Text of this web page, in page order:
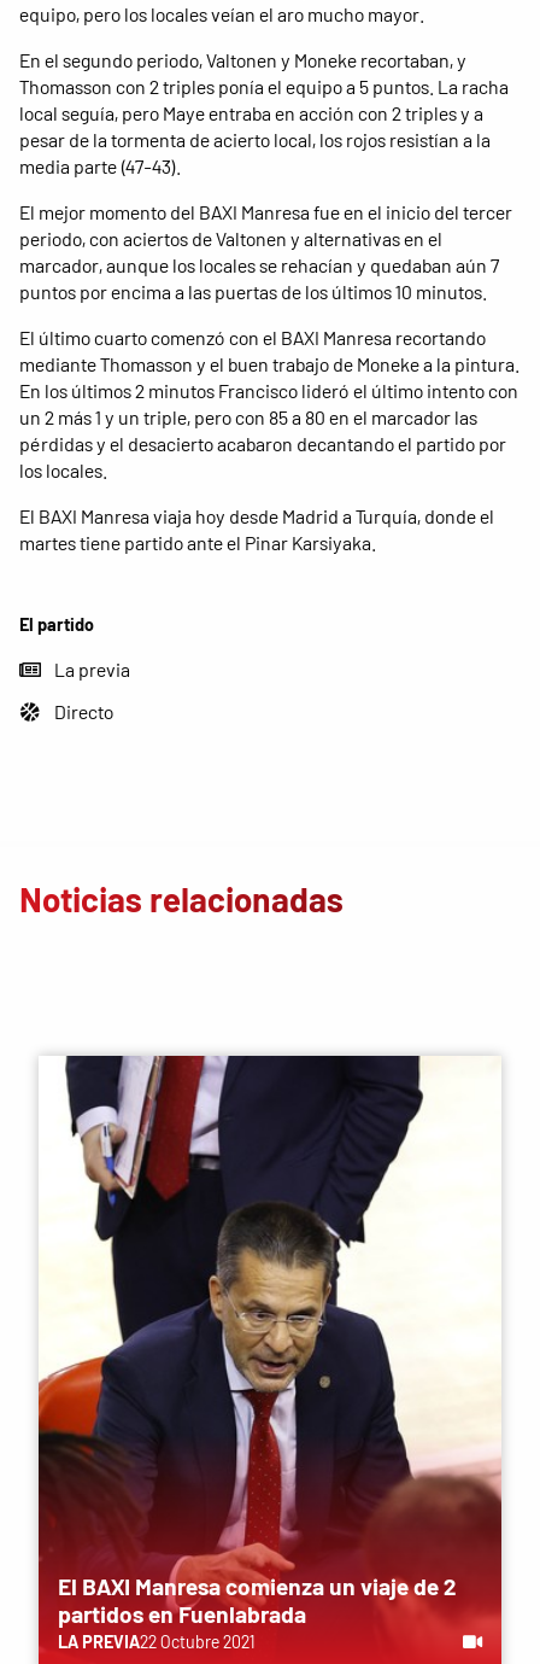
El partido
La previa
Directo
equipo, pero los locales veían el aro mucho mayor.
En el segundo periodo, Valtonen y Moneke recortaban, y
Thomasson con 2 triples ponía el equipo a 5 puntos. La racha
local seguía, pero Maye entraba en acción con 2 triples y a
pesar de la tormenta de acierto local, los rojos resistían a la
media parte (47-43).
El mejor momento del BAXI Manresa fue en el inicio del tercer
periodo, con aciertos de Valtonen y alternativas en el
marcador, aunque los locales se rehacían y quedaban aún 7
puntos por encima a las puertas de los últimos 10 minutos.
El último cuarto comenzó con el BAXI Manresa recortando
mediante Thomasson y el buen trabajo de Moneke a la pintura.
En los últimos 2 minutos Francisco lideró el último intento con
un 2 más 1 y un triple, pero con 85 a 80 en el marcador las
pérdidas y el desacierto acabaron decantando el partido por
los locales.
El BAXI Manresa viaja hoy desde Madrid a Turquía, donde el
martes tiene partido ante el Pinar Karsiyaka.
Noticias relacionadas
El BAXI Manresa comienza un viaje de 2
partidos en Fuenlabrada
LA PREVIA22 Octubre 2021